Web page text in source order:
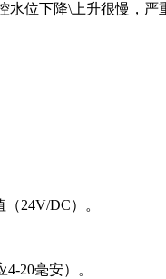
位下降\上升很慢，严
24V/DC）。
20毫安）。